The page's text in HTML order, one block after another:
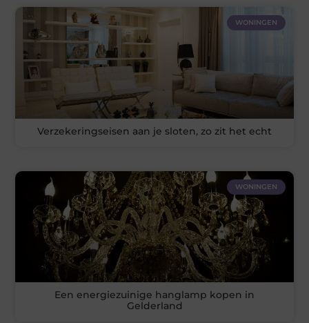
WONINGEN
Verzekeringseisen aan je sloten, zo zit het echt
WONINGEN
Een energiezuinige hanglamp kopen in
Gelderland